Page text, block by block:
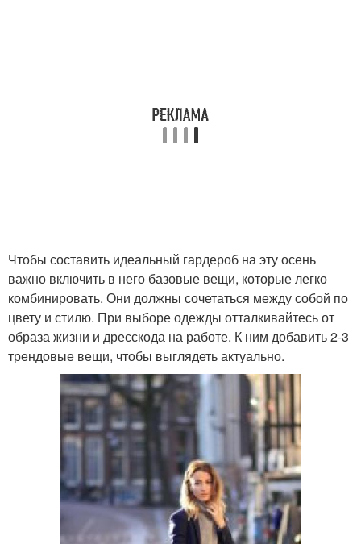
Чтобы составить идеальный гардероб на эту осень
важно включить в него базовые вещи, которые легко
комбинировать. Они должны сочетаться между собой по
цвету и стилю. При выборе одежды отталкивайтесь от
образа жизни и дресскода на работе. К ним добавить 2-3
трендовые вещи, чтобы выглядеть актуально.